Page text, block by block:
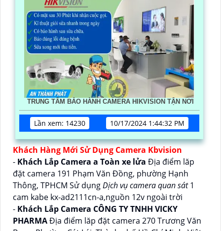
TRUNG TÂM BẢO HÀNH CAMERA HIKVISION TẬN NƠI
Lần xem: 14230 10/17/2024 1:44:32 PM
Khách Hàng Mới Sử Dụng Camera Kbvision
- Khách Lắp Camera a Toàn xe lửa Địa điểm lăp
đặt camera 191 Phạm Văn Đồng, phường Hạnh
Thông, TPHCM Sử dụngDịch vụ camera quan sát1
cam kabe kx-ad2111cn-a,nguồn 12v ngoài trời
- Khách Lắp Camera CÔNG TY TNHH VICKY
PHARMAĐịa điểm lăp đặt camera 270 Trương Văn